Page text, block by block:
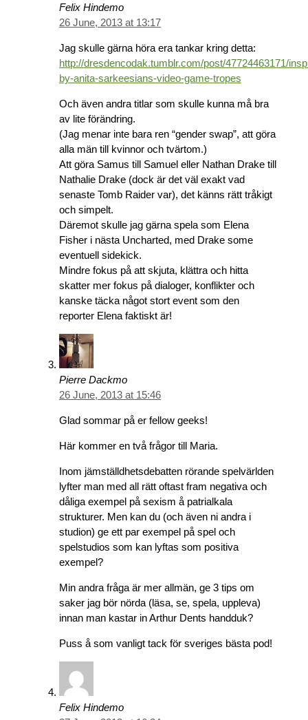
Felix Hindemo
26 June, 2013 at 13:17
Jag skulle gärna höra era tankar kring detta:
http://dresdencodak.tumblr.com/post/47724463171/
by-anita-sarkeesians-video-game-tropes
Och även andra titlar som skulle kunna må bra
av lite förändring.
(Jag menar inte bara ren “gender swap”, att göra
alla män till kvinnor och tvärtom.)
Att göra Samus till Samuel eller Nathan Drake till
Nathalie Drake (dock är det väl exakt vad
senaste Tomb Raider var), det känns rätt tråkigt
och simpelt.
Däremot skulle jag gärna spela som Elena
Fisher i nästa Uncharted, med Drake some
eventuell sidekick.
Mindre fokus på att skjuta, klättra och hitta
skatter mer fokus på dialoger, konflikter och
kanske täcka något stort event som den
reporter Elena faktiskt är!
Pierre Dackmo
26 June, 2013 at 15:46
Glad sommar på er fellow geeks!
Här kommer en två frågor till Maria.
Inom jämställdhetsdebatten rörande spelvärlden
lyfter man med all rätt oftast fram negativa och
dåliga exempel på sexism å patrialkala
strukturer. Men kan du (och även ni andra i
studion) ge ett par exempel på spel och
spelstudios som kan lyftas som positiva
exempel?
Min andra fråga är mer allmän, ge 3 tips om
saker jag bör nörda (läsa, se, spela, uppleva)
innan man kastar in Arthur Dents handduk?
Puss å som vanligt tack för sveriges bästa pod!
Felix Hindemo